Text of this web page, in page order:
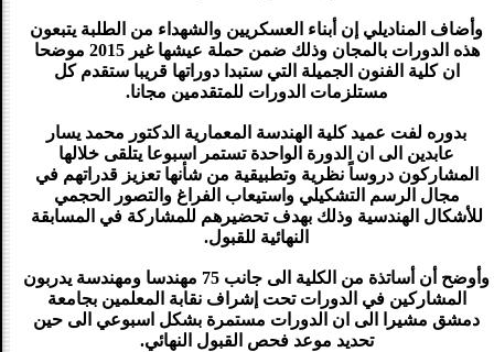
وأضاف المناديلي إن أبناء العسكريين والشهداء من الطلبة يتبعون
هذه الدورات بالمجان وذلك ضمن حملة عيشها غير 2015 موضحا
ان كلية الفنون الجميلة التي ستبدا دوراتها قريبا ستقدم كل
مستلزمات الدورات للمتقدمين مجانا.
بدوره لفت عميد كلية الهندسة المعمارية الدكتور محمد يسار
عابدين الى ان الدورة الواحدة تستمر اسبوعا يتلقى خلالها
المشاركون دروساً نظرية وتطبيقية من شأنها تعزيز قدراتهم في
مجال الرسم التشكيلي واستيعاب الفراغ والتصور الحجمي
للأشكال الهندسية وذلك بهدف تحضيرهم للمشاركة في المسابقة
النهائية للقبول.
وأوضح أن أساتذة من الكلية الى جانب 75 مهندسا ومهندسة يدربون
المشاركين في الدورات تحت إشراف نقابة المعلمين بجامعة
دمشق مشيرا الى ان الدورات مستمرة بشكل اسبوعي الى حين
تحديد موعد فحص القبول النهائي.